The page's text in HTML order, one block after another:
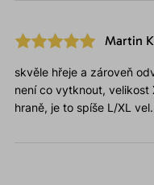
Martin
skvěle hřeje a zároveň
není co vytknout, velikost
hraně, je to spíše L/XL vel.